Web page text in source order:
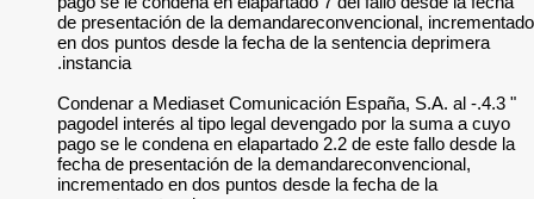
de presentación de
en dos puntos
" 4.3.- Condenar a
pagodel interés al
pago se le
fecha de
incrementado en